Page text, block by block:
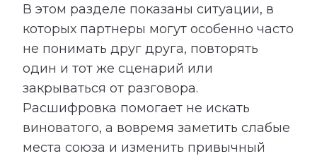
В этом разделе показаны ситуации, в
которых партнеры могут особенно часто
не понимать друг друга, повторять
один и тот же сценарий или
закрываться от разговора.
Расшифровка помогает не искать
виноватого, а вовремя заметить слабые
места союза и изменить привычный